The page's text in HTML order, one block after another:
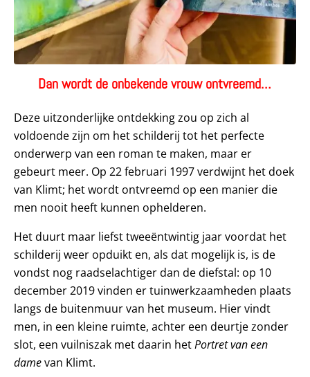
Dan wordt de onbekende vrouw ontvreemd…
Deze uitzonderlijke ontdekking zou op zich al
voldoende zijn om het schilderij tot het perfecte
onderwerp van een roman te maken, maar er
gebeurt meer. Op 22 februari 1997 verdwijnt het doek
van Klimt; het wordt ontvreemd op een manier die
men nooit heeft kunnen ophelderen.
Het duurt maar liefst tweeëntwintig jaar voordat het
schilderij weer opduikt en, als dat mogelijk is, is de
vondst nog raadselachtiger dan de diefstal: op 10
december 2019 vinden er tuinwerkzaamheden plaats
langs de buitenmuur van het museum. Hier vindt
men, in een kleine ruimte, achter een deurtje zonder
slot, een vuilniszak met daarin hetPortret van een
damevan Klimt.